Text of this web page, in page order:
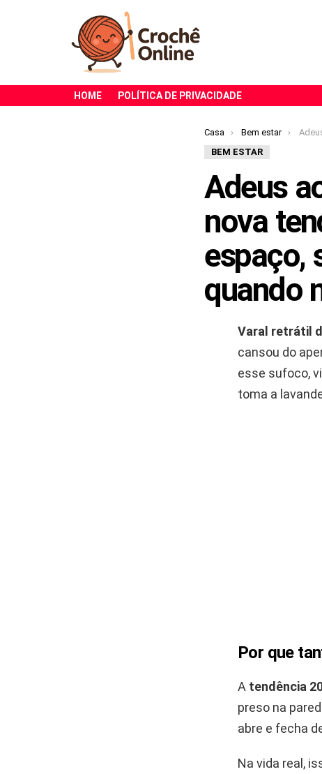
HOME POLÍTICA DE PRIVACIDADE
Você está aqui:
Casa Bem estar
Adeus ao varal
BEM ESTAR
Adeus
nova
espaço,
quando
Varal retrátil
cansou do
esse sufoco,
toma a
Por que
A tendência
preso na
abre e fecha
Na vida real,